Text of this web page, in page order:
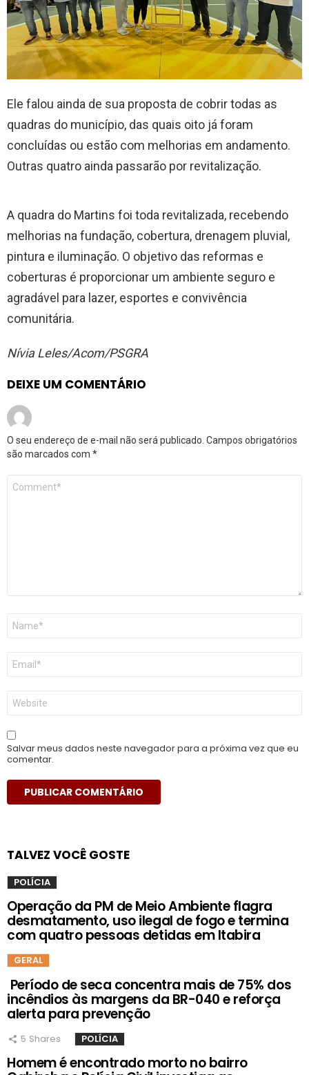
Ele falou ainda de sua proposta de cobrir todas as
quadras do município, das quais oito já foram
concluídas ou estão com melhorias em andamento.
Outras quatro ainda passarão por revitalização.
A quadra do Martins foi toda revitalizada, recebendo
melhorias na fundação, cobertura, drenagem pluvial,
pintura e iluminação. O objetivo das reformas e
coberturas é proporcionar um ambiente seguro e
agradável para lazer, esportes e convivência
comunitária.
Nívia Leles/Acom/PSGRA
DEIXE UM COMENTÁRIO
O seu endereço de e-mail não será publicado. Campos obrigatórios
são marcados com *
Comentário
Nome
E-
mail
*
Site
Salvar meus dados neste navegador para a próxima vez que eu
comentar.
TALVEZ VOCÊ GOSTE
POLÍCIA
Operação da PM de Meio Ambiente flagra
desmatamento, uso ilegal de fogo e termina
com quatro pessoas detidas em Itabira
GERAL
Período de seca concentra mais de 75% dos
incêndios às margens da BR-040 e reforça
alerta para prevenção
5 Shares POLÍCIA
Homem é encontrado morto no bairro